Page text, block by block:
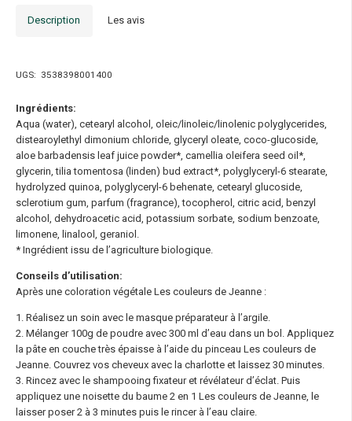
Description Les avis
UGS: 3538398001400
Ingrédients:
Aqua (water), cetearyl alcohol, oleic/linoleic/linolenic polyglycerides,
distearoylethyl dimonium chloride, glyceryl oleate, coco-glucoside,
aloe barbadensis leaf juice powder*, camellia oleifera seed oil*,
glycerin, tilia tomentosa (linden) bud extract*, polyglyceryl-6 stearate,
hydrolyzed quinoa, polyglyceryl-6 behenate, cetearyl glucoside,
sclerotium gum, parfum (fragrance), tocopherol, citric acid, benzyl
alcohol, dehydroacetic acid, potassium sorbate, sodium benzoate,
limonene, linalool, geraniol.
* Ingrédient issu de l’agriculture biologique.
Conseils d’utilisation:
Après une coloration végétale Les couleurs de Jeanne :
1. Réalisez un soin avec le masque préparateur à l’argile.
2. Mélanger 100g de poudre avec 300 ml d’eau dans un bol. Appliquez
la pâte en couche très épaisse à l’aide du pinceau Les couleurs de
Jeanne. Couvrez vos cheveux avec la charlotte et laissez 30 minutes.
3. Rincez avec le shampooing fixateur et révélateur d’éclat. Puis
appliquez une noisette du baume 2 en 1 Les couleurs de Jeanne, le
laisser poser 2 à 3 minutes puis le rincer à l’eau claire.